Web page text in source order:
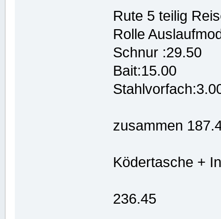
Rute 5 teilig
Rolle
Schnur :29.50
Bait:15.00
zusammen
Ködertasche +
236.45